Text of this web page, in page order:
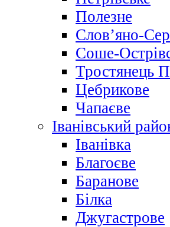
Полезне
Слов’яно-
Соше-
Тростянець
Цебрикове
Чапаєве
Іванівський
Іванівка
Благоєве
Баранове
Білка
Джугастрове